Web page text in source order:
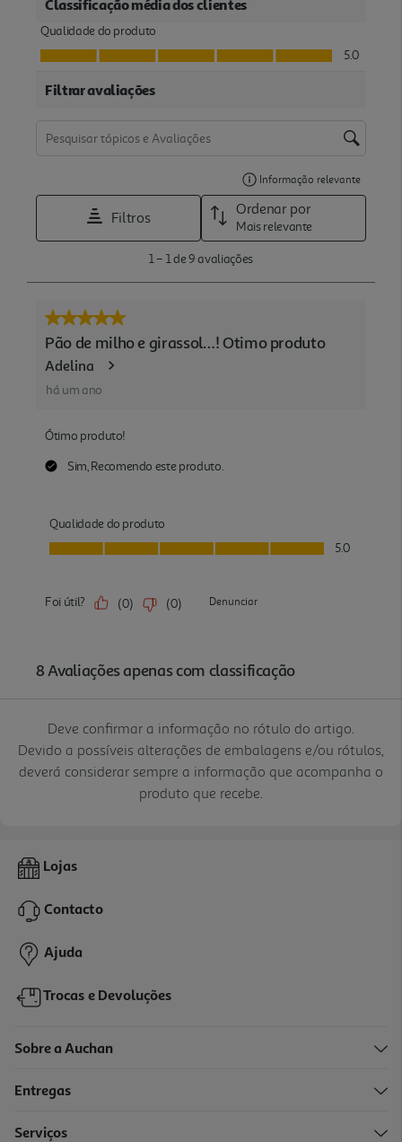
Deve confirmar a informação no rótulo do artigo.
Devido a possíveis alterações de embalagens e/ou rótulos,
deverá considerar sempre a informação que acompanha o
produto que recebe.
Lojas
Contacto
Ajuda
Trocas e Devoluções
Sobre a Auchan
Entregas
Serviços